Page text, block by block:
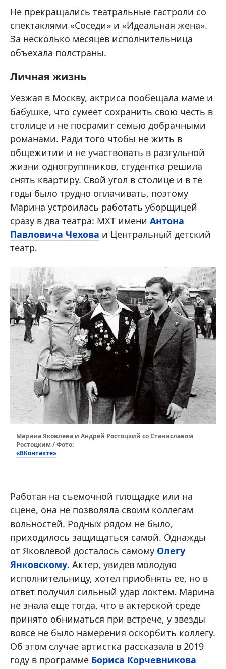
Не прекращались театральные гастроли со
спектаклями «Соседи» и «Идеальная жена».
За несколько месяцев исполнительница
объехала полстраны.
Личная жизнь
Уезжая в Москву, актриса пообещала маме и
бабушке, что сумеет сохранить свою честь в
столице и не посрамит семью добрачными
романами. Ради того чтобы не жить в
общежитии и не участвовать в разгульной
жизни одногруппников, студентка решила
снять квартиру. Свой угол в столице и в те
годы было трудно оплачивать, поэтому
Марина устроилась работать уборщицей
сразу в два театра: МХТ имени Антона
Павловича Чехова и Центральный детский
театр.
Марина Яковлева и Андрей Ростоцкий со Станиславом
Ростоцким / Фото:
«ВКонтакте»
Работая на съемочной площадке или на
сцене, она не позволяла своим коллегам
вольностей. Родных рядом не было,
приходилось защищаться самой. Однажды
от Яковлевой досталось самому Олегу
Янковскому. Актер, увидев молодую
исполнительницу, хотел приобнять ее, но в
ответ получил сильный удар локтем. Марина
не знала еще тогда, что в актерской среде
принято обниматься при встрече, у звезды
вовсе не было намерения оскорбить коллегу.
Об этом случае артистка рассказала в 2019
году в программе Бориса Корчевникова